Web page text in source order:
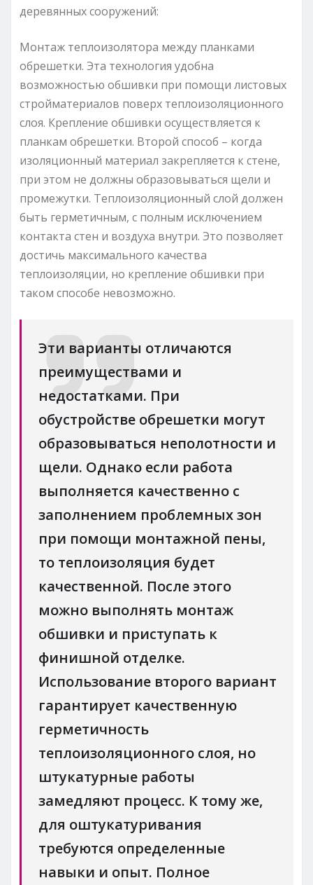
деревянных сооружений:
Монтаж теплоизолятора между планками
обрешетки. Эта технология удобна
возможностью обшивки при помощи листовых
стройматериалов поверх теплоизоляционного
слоя. Крепление обшивки осуществляется к
планкам обрешетки. Второй способ – когда
изоляционный материал закрепляется к стене,
при этом не должны образовываться щели и
промежутки. Теплоизоляционный слой должен
быть герметичным, с полным исключением
контакта стен и воздуха внутри. Это позволяет
достичь максимального качества
теплоизоляции, но крепление обшивки при
таком способе невозможно.
Эти варианты отличаются
преимуществами и
недостатками. При
обустройстве обрешетки могут
образовываться неполотности и
щели. Однако если работа
выполняется качественно с
заполнением проблемных зон
при помощи монтажной пены,
то теплоизоляция будет
качественной. После этого
можно выполнять монтаж
обшивки и приступать к
финишной отделке.
Использование второго вариант
гарантирует качественную
герметичность
теплоизоляционного слоя, но
штукатурные работы
замедляют процесс. К тому же,
для оштукатуривания
требуются определенные
навыки и опыт. Полное